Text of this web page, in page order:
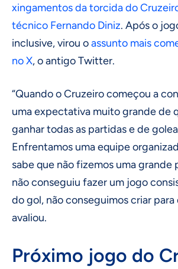
xingamentos da torcida do
técnico Fernando Diniz. Após o
inclusive, virou oassunto mais
no X, o antigo Twitter.
“Quando o Cruzeiro começou a
uma expectativa muito grande de
ganhar todas as partidas e de
Enfrentamos uma equipe
sabe que não fizemos uma grande
não conseguiu fazer um jogo
do gol, não conseguimos criar para
avaliou.
Próximo jogo do